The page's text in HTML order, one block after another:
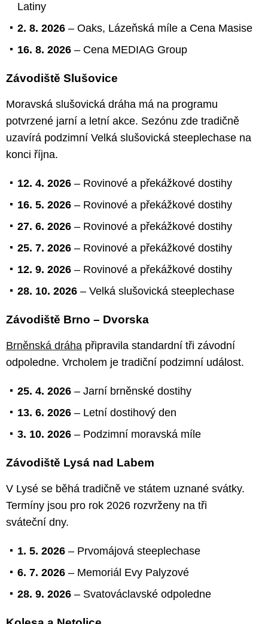
Latiny
2. 8. 2026 – Oaks, Lázeňská míle a Cena Masise
16. 8. 2026 – Cena MEDIAG Group
Závodiště Slušovice
Moravská slušovická dráha má na programu
potvrzené jarní a letní akce. Sezónu zde tradičně
uzavírá podzimní Velká slušovická steeplechase na
konci října.
12. 4. 2026 – Rovinové a překážkové dostihy
16. 5. 2026 – Rovinové a překážkové dostihy
27. 6. 2026 – Rovinové a překážkové dostihy
25. 7. 2026 – Rovinové a překážkové dostihy
12. 9. 2026 – Rovinové a překážkové dostihy
28. 10. 2026 – Velká slušovická steeplechase
Závodiště Brno – Dvorska
Brněnská dráha připravila standardní tři závodní
odpoledne. Vrcholem je tradiční podzimní událost.
25. 4. 2026 – Jarní brněnské dostihy
13. 6. 2026 – Letní dostihový den
3. 10. 2026 – Podzimní moravská míle
Závodiště Lysá nad Labem
V Lysé se běhá tradičně ve státem uznané svátky.
Termíny jsou pro rok 2026 rozvrženy na tři
sváteční dny.
1. 5. 2026 – Prvomájová steeplechase
6. 7. 2026 – Memoriál Evy Palyzové
28. 9. 2026 – Svatováclavské odpoledne